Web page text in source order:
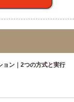
ョン｜2つの方式と実行